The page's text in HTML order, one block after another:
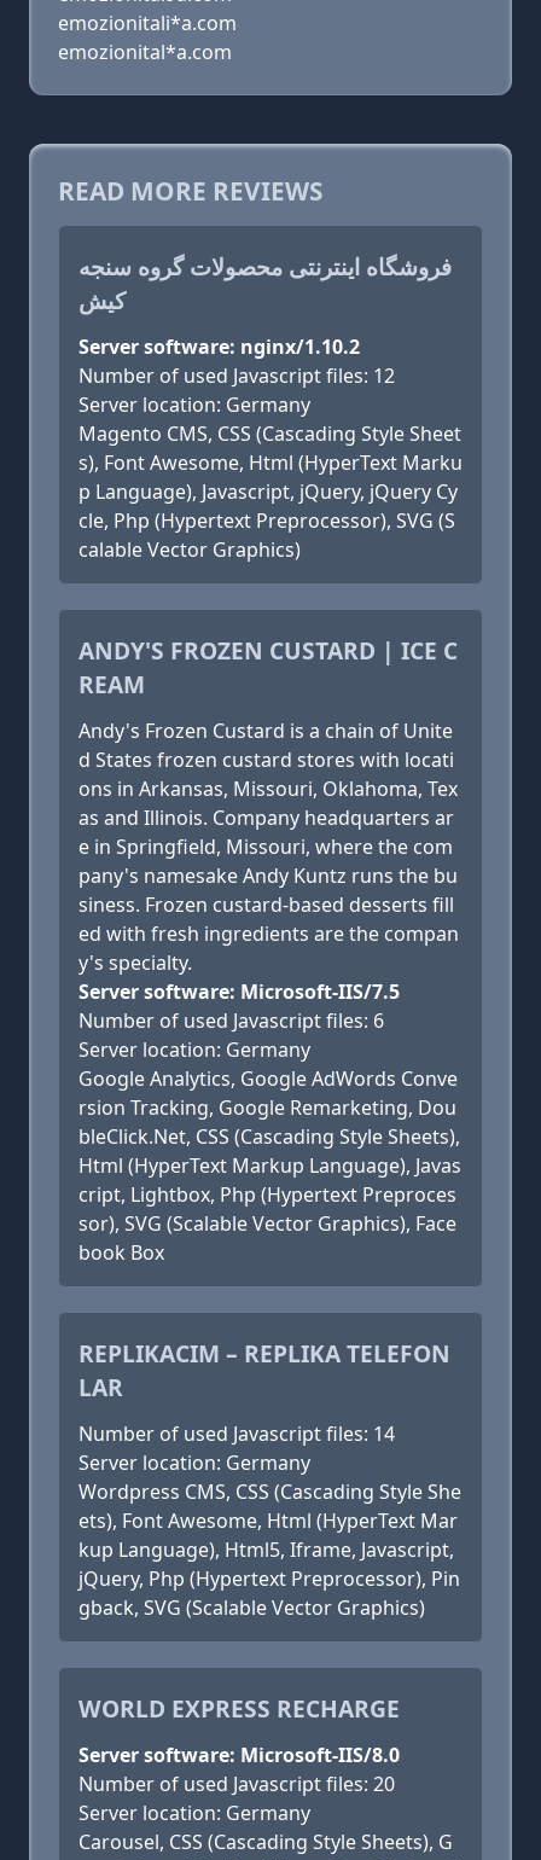
emozionitali*a.com
emozionital*a.com
READ MORE REVIEWS
فروشگاه اینترنتی محصولات گروه سنجه
کیش
Server software: nginx/1.10.2
Number of used Javascript files: 12
Server location: Germany
Magento CMS, CSS (Cascading Style Sheet
s), Font Awesome, Html (HyperText Marku
p Language), Javascript, jQuery, jQuery Cy
cle, Php (Hypertext Preprocessor), SVG (S
calable Vector Graphics)
ANDY'S FROZEN CUSTARD | ICE C
REAM
Andy's Frozen Custard is a chain of Unite
d States frozen custard stores with locati
ons in Arkansas, Missouri, Oklahoma, Tex
as and Illinois. Company headquarters ar
e in Springfield, Missouri, where the com
pany's namesake Andy Kuntz runs the bu
siness. Frozen custard-based desserts fill
ed with fresh ingredients are the compan
y's specialty.
Server software: Microsoft-IIS/7.5
Number of used Javascript files: 6
Server location: Germany
Google Analytics, Google AdWords Conve
rsion Tracking, Google Remarketing, Dou
bleClick.Net, CSS (Cascading Style Sheets),
Html (HyperText Markup Language), Javas
cript, Lightbox, Php (Hypertext Preproces
sor), SVG (Scalable Vector Graphics), Face
book Box
REPLIKACIM – REPLIKA TELEFON
LAR
Number of used Javascript files: 14
Server location: Germany
Wordpress CMS, CSS (Cascading Style She
ets), Font Awesome, Html (HyperText Mar
kup Language), Html5, Iframe, Javascript,
jQuery, Php (Hypertext Preprocessor), Pin
gback, SVG (Scalable Vector Graphics)
WORLD EXPRESS RECHARGE
Server software: Microsoft-IIS/8.0
Number of used Javascript files: 20
Server location: Germany
Carousel, CSS (Cascading Style Sheets), G